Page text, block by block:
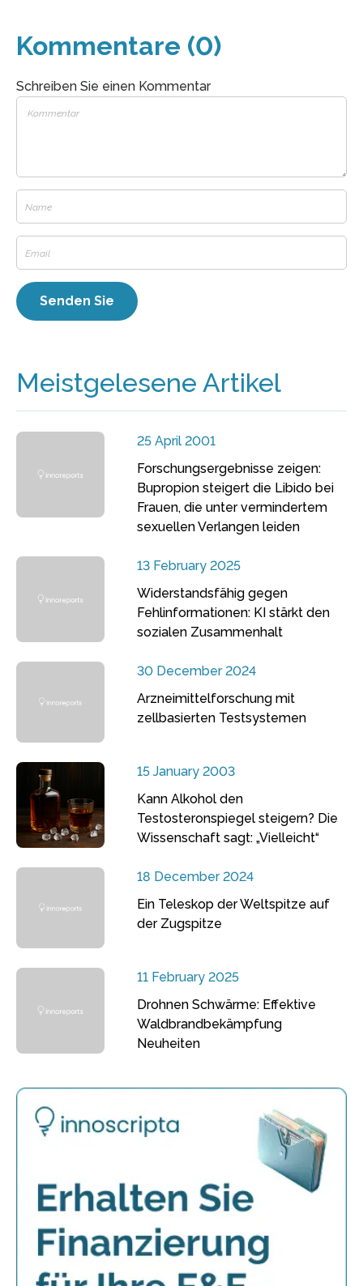
Kommentare (0)
Schreiben Sie einen Kommentar
Meistgelesene Artikel
25 April 2001
Forschungsergebnisse zeigen:
Bupropion steigert die Libido bei
Frauen, die unter vermindertem
sexuellen Verlangen leiden
13 February 2025
Widerstandsfähig gegen
Fehlinformationen: KI stärkt den
sozialen Zusammenhalt
30 December 2024
Arzneimittelforschung mit
zellbasierten Testsystemen
15 January 2003
Kann Alkohol den
Testosteronspiegel steigern? Die
Wissenschaft sagt: „Vielleicht“
18 December 2024
Ein Teleskop der Weltspitze auf
der Zugspitze
11 February 2025
Drohnen Schwärme: Effektive
Waldbrandbekämpfung
Neuheiten